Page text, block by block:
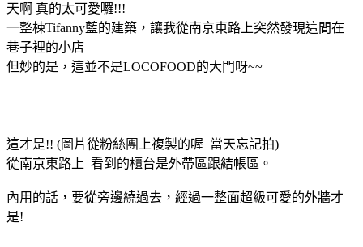
天啊 真的太可愛囉!!!
一整棟Tifanny藍的建築，讓我從南京東路上突然發現這間在
巷子裡的小店
但妙的是，這並不是LOCOFOOD的大門呀~~
這才是!! (圖片從粉絲團上複製的喔 當天忘記拍)
從南京東路上 看到的櫃台是外帶區跟結帳區。
內用的話，要從旁邊繞過去，經過一整面超級可愛的外牆才
是!